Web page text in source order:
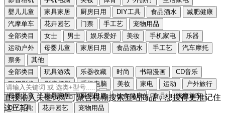
婴儿儿童
家具家居 厨房日用 DIY工具 食品酒水
减肥健康
汽摩单车
花卉园艺 门票 手工艺
宠物用品
全部类目
女士 男士 娱乐爱好 美妆 手机家电
乐器
运动户外
母婴儿童 家居日用 食品酒水 手工艺
汽车摩托
票务
其他
全部类目
玩具游戏 乐器收藏 时尚 书籍漫画
CD音乐
DVD影像
影音摄影 手机电脑 美妆 家电 运动
户外旅行
母婴儿童
家具家居 厨房日用 饮食健康 食品
汽摩单车
DIY工具
花卉园艺
宠物用品
直接输入关键词即可聚合模糊搜索五站商品，想搜得更准记住
这三招：